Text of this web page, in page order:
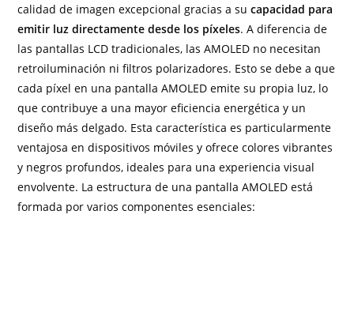
calidad de imagen excepcional gracias a sucapacidad para
emitir luz directamente desde los píxeles. A diferencia de
las pantallas LCD tradicionales, las AMOLED no necesitan
retroiluminación ni filtros polarizadores. Esto se debe a que
cada píxel en una pantalla AMOLED emite su propia luz, lo
que contribuye a una mayor eficiencia energética y un
diseño más delgado. Esta característica es particularmente
ventajosa en dispositivos móviles y ofrece colores vibrantes
y negros profundos, ideales para una experiencia visual
envolvente. La estructura de una pantalla AMOLED está
formada por varios componentes esenciales: